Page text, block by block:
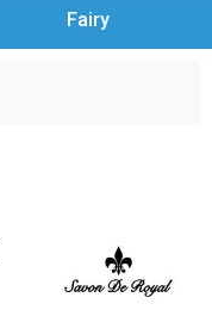
Fairy